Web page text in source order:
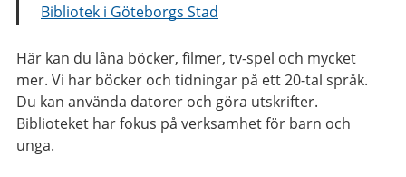
Bibliotek i Göteborgs Stad
Här kan du låna böcker, filmer, tv-spel och mycket
mer. Vi har böcker och tidningar på ett 20-tal språk.
Du kan använda datorer och göra utskrifter.
Biblioteket har fokus på verksamhet för barn och
unga.